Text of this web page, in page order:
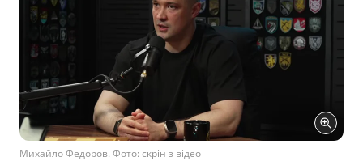
Михайло Федоров. Фото: скрін з відео